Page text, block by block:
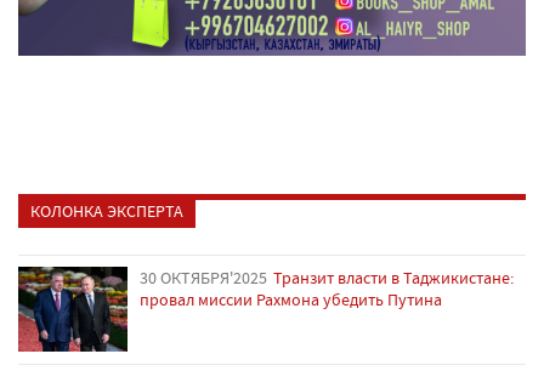
КОЛОНКА ЭКСПЕРТА
30 ОКТЯБРЯ'2025 Транзит власти в Таджикистане:
провал миссии Рахмона убедить Путина